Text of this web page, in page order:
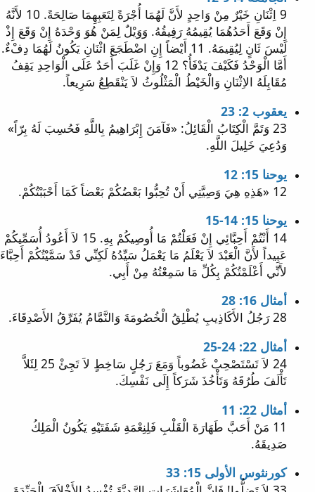
9 اِثْنَانِ خَيْرٌ مِنْ وَاحِدٍ لأَنَّ لَهُمَا أُجْرَةً لِتَعَبِهِمَا صَالِحَةً. 10 لأَنَّهُ
إِنْ وَقَعَ أَحَدُهُمَا يُقِيمُهُ رَفِيقُهُ. وَوَيْلٌ لِمَنْ هُوَ وَحْدَهُ إِنْ وَقَعَ إِذْ
لَيْسَ ثَانٍ لِيُقِيمَهُ. 11 أَيْضاً إِنِ اضْطَجَعَ اثْنَانِ يَكُونُ لَهُمَا دِفْءٌ.
أَمَّا الْوَحْدُ فَكَيْفَ يَدْفَأُ؟ 12 وَإِنْ غَلَبَ أَحَدٌ عَلَى الْوَاحِدِ يَقِفُ
مُقَابِلَهُ الاِثْنَانِ وَالْخَيْطُ الْمَثْلُوثُ لاَ يَنْقَطِعُ سَرِيعاً.
يعقوب 2: 23
23 وَتَمَّ الْكِتَابُ الْقَائِلُ: «فَآمَنَ إِبْرَاهِيمُ بِاللَّهِ فَحُسِبَ لَهُ بِرّاً»
وَدُعِيَ خَلِيلَ اللَّهِ.
يوحنا 15: 12
12 «هَذِهِ هِيَ وَصِيَّتِي أَنْ تُحِبُّوا بَعْضُكُمْ بَعْضاً كَمَا أَحْبَبْتُكُمْ.
يوحنا 15: 14-15
14 أَنْتُمْ أَحِبَّائِي إِنْ فَعَلْتُمْ مَا أُوصِيكُمْ بِهِ. 15 لاَ أَعُودُ أُسَمِّيكُمْ
عَبِيداً لأَنَّ الْعَبْدَ لاَ يَعْلَمُ مَا يَعْمَلُ سَيِّدُهُ لَكِنِّي قَدْ سَمَّيْتُكُمْ أَحِبَّاءَ
لأَنِّي أَعْلَمْتُكُمْ بِكُلِّ مَا سَمِعْتُهُ مِنْ أَبِي.
أمثال 16: 28
28 رَجُلُ الأَكَاذِيبِ يُطْلِقُ الْخُصُومَةَ وَالنَّمَّامُ يُفَرِّقُ الأَصْدِقَاءَ.
أمثال 22: 24-25
24 لاَ تَسْتَصْحِبْ غَضُوباً وَمَعَ رَجُلٍ سَاخِطٍ لاَ تَجِئْ 25 لِئَلاَّ
تَأْلَفَ طُرُقَهُ وَتَأْخُذَ شَرَكاً إِلَى نَفْسِكَ.
أمثال 22: 11
11 مَنْ أَحَبَّ طَهَارَةَ الْقَلْبِ فَلِنِعْمَةِ شَفَتَيْهِ يَكُونُ الْمَلِكُ
صَدِيقَهُ.
كورنثوس الأولى 15: 33